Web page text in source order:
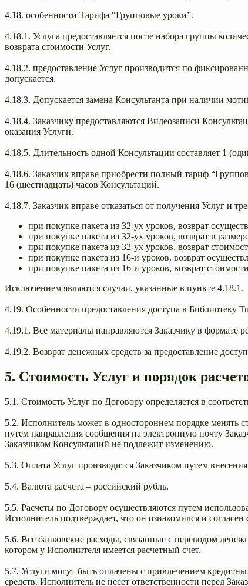
4.18. особенности Тарифа “Групповые уроки”.
4.18.1. Услуга предоставляется после набора группы
возврата стоимости Услуг.
4.18.2. предоставление Услуг производится по
допускается.
4.18.3. Допускается замена Консультанта при наличии
4.18.4. Заказчику предоставляются Видеозаписи
оказания Услуги.
4.18.5. Длительность одной Консультации составляет 1
4.18.6. Заказчик вправе приобрести полный тариф
16 (шестнадцать) часов Консультаций.
4.18.7. Заказчик вправе отказаться от получения Услуг и
при покупке пакета из 32-ух уроков, возврат
при покупке пакета из 32-ух уроков, возврат в
при покупке пакета из 32-ух уроков, возврат
при покупке пакета из 16-и уроков, возврат
при покупке пакета из 16-и уроков, возврат
Исключением являются случаи, указанные в пункте 4.18.1.
4.19. Особенности предоставления доступа в Библиотеку
4.19.1. Все материалы направляются Заказчику в формате
4.19.2. Возврат денежных средств за предоставление
5. Стоимость Услуг и порядок
5.1. Стоимость Услуг по Договору определяется в
5.2. Исполнитель может в одностороннем порядке менять
путем направления сообщения на электронную почту
Заказчиком Консультаций не подлежит изменению.
5.3. Оплата Услуг производится Заказчиком путем
5.4. Валюта расчета – российский рубль.
5.5. Расчеты по Договору осуществляются путем
Исполнитель подтверждает, что он ознакомился и
5.6. Все банковские расходы, связанные с переводом
котором у Исполнителя имеется расчетный счет.
5.7. Услуги могут быть оплачены с привлечением
средств. Исполнитель не несет ответственности перед